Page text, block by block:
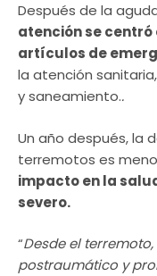
Después de la
atención se
artículos de
la atención
y saneamiento..
Un año después, la
terremotos es
impacto en la
severo.
“Desde el
postraumático y